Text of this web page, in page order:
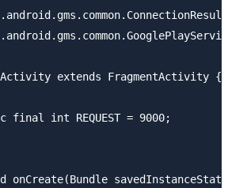
extends FragmentActivity {
final int REQUEST = 9000;
onCreate(Bundle